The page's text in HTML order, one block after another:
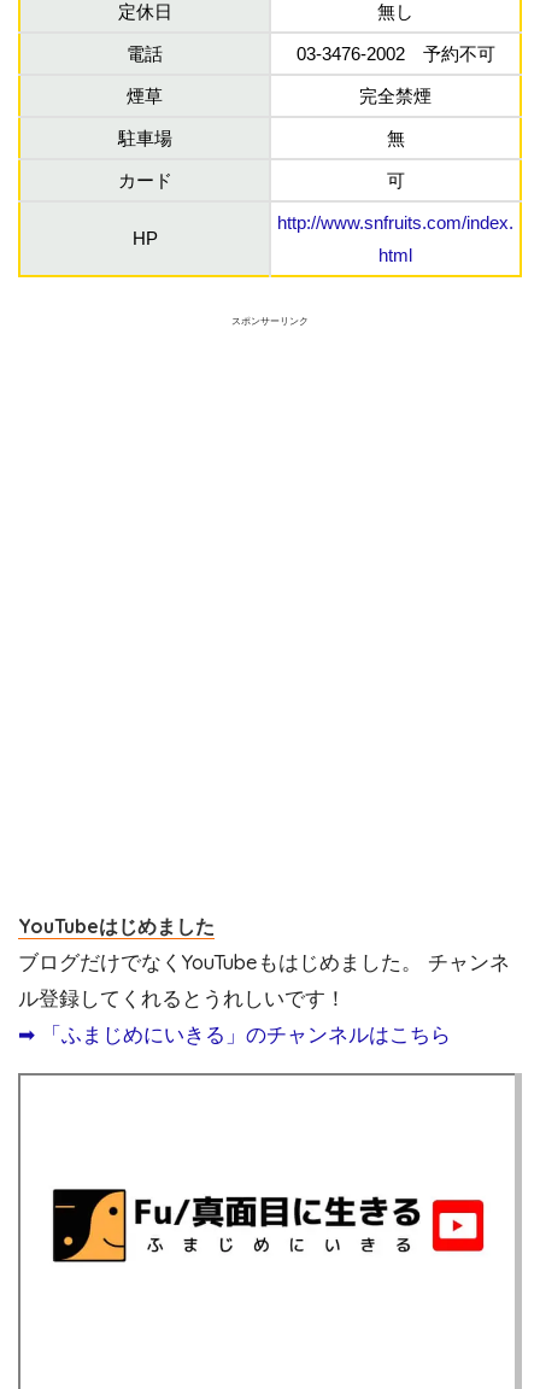
定休日 無し
電話 03-3476-2002 予約不可
煙草 完全禁煙
駐車場 無
カード 可
HP
http://www.snfruits.com/index.
html
スポンサーリンク
YouTubeはじめました
ブログだけでなくYouTubeもはじめました。 チャンネ
ル登録してくれるとうれしいです！
➡︎ 「ふまじめにいきる」のチャンネルはこちら